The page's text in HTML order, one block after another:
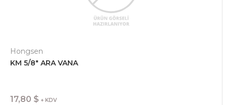
Hongsen
KM 5/8" ARA VANA
17,80 $ + KDV